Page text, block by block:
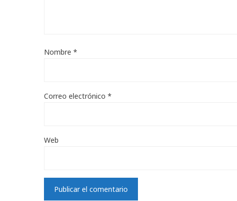
Nombre *
Correo electrónico *
Web